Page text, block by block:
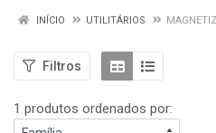
INÍCIO UTILITÁRIOS
Filtros
1 produtos ordenados por: